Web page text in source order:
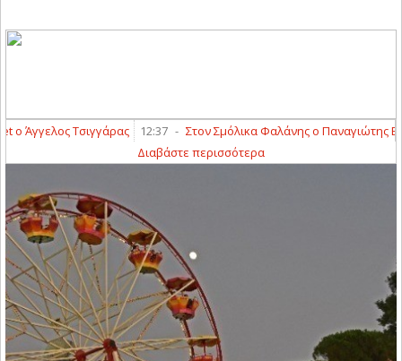
Τσιγγάρας 12:37 - Στον Σμόλικα Φαλάνης ο Παναγιώτης
Διαβάστε περισσότερα